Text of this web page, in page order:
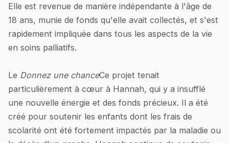
Elle est revenue de manière indépendante à l'âge de
18 ans, munie de fonds qu'elle avait collectés, et s'est
rapidement impliquée dans tous les aspects de la vie
en soins palliatifs.
Le Donnez une chanceCe projet tenait
particulièrement à cœur à Hannah, qui y a insufflé
une nouvelle énergie et des fonds précieux. Il a été
créé pour soutenir les enfants dont les frais de
scolarité ont été fortement impactés par la maladie ou